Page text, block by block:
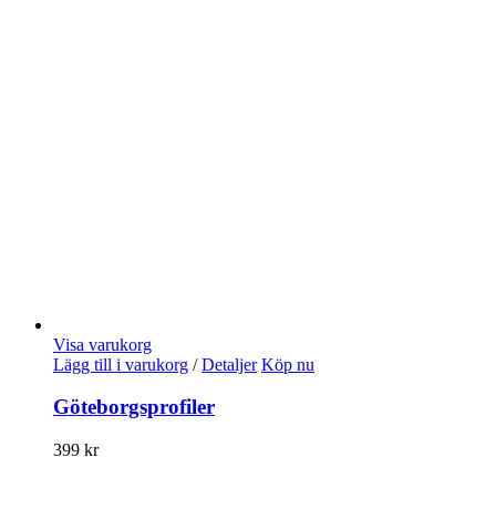
Visa varukorg
Lägg till i varukorg / Detaljer Köp nu
Göteborgsprofiler
399 kr